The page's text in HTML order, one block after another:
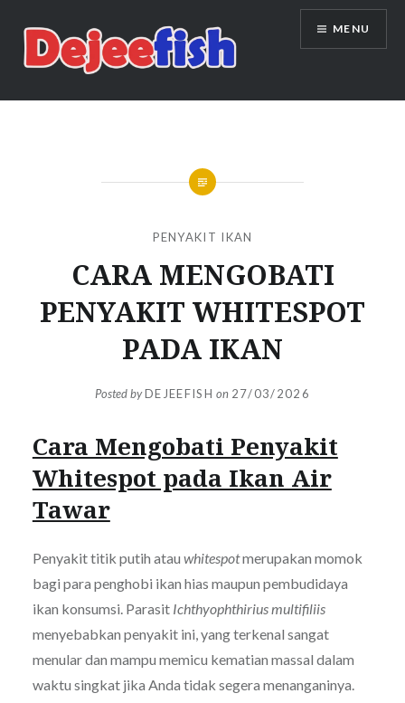
content
DEJEEFISH | PRODUSEN BENIH
MENU
PENYAKIT IKAN
CARA MENGOBATI
PENYAKIT WHITESPOT
PADA IKAN
Posted byDEJEEFISH on 27/03/2026
Cara Mengobati Penyakit
Whitespot pada Ikan Air
Tawar
Penyakit titik putih atau whitespotmerupakan momok
bagi para penghobi ikan hias maupun pembudidaya
ikan konsumsi. Parasit Ichthyophthirius multifiliis
menyebabkan penyakit ini, yang terkenal sangat
menular dan mampu memicu kematian massal dalam
waktu singkat jika Anda tidak segera menanganinya.